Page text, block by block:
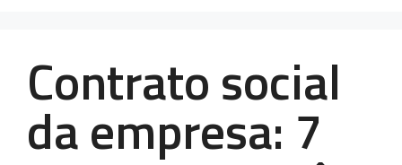
Contrato social
da empresa: 7